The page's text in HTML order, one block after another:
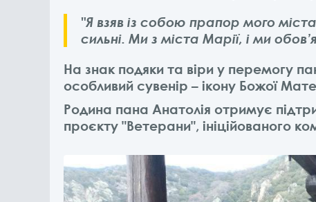
"Я взяв із собою прапор мого
сильні. Ми з міста Марії, і ми
На знак подяки та віри у перемогу
особливий сувенір – ікону Божої
Родина пана Анатолія отримує
проєкту "Ветерани", ініційованого